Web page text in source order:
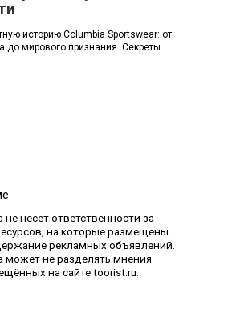
историю Columbia Sportswear: от
до мирового признания. Секреты
несет ответственности за
на которые размещены
рекламных объявлений.
может не разделять мнения
на сайте toorist.ru.